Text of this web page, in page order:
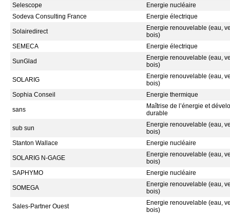
Selescope
Energie nucléaire
Sodeva Consulting France
Energie électrique
Solairedirect
Energie renouvelable (eau,
bois)
SEMECA
Energie électrique
SunGlad
Energie renouvelable (eau,
bois)
SOLARIG
Energie renouvelable (eau,
bois)
Sophia Conseil
Energie thermique
sans
Maîtrise de l’énergie et
durable
sub sun
Energie renouvelable (eau,
bois)
Stanton Wallace
Energie nucléaire
SOLARIG N-GAGE
Energie renouvelable (eau,
bois)
SAPHYMO
Energie nucléaire
SOMEGA
Energie renouvelable (eau,
bois)
Sales-Partner Ouest
Energie renouvelable (eau,
bois)